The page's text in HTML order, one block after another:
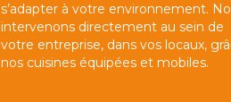
s’adapter à votre environnement.
intervenons directement au sein de
votre entreprise, dans vos locaux,
nos cuisines équipées et mobiles.